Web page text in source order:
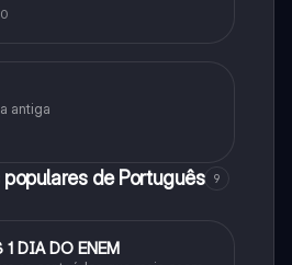
antiga
de Português 9
1 DIA DO ENEM